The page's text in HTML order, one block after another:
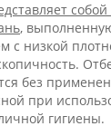
собой
,
с низкой
без
при
гигиены.